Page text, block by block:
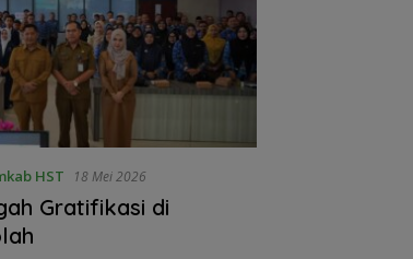
HST 18 Mei 2026
Gratifikasi di